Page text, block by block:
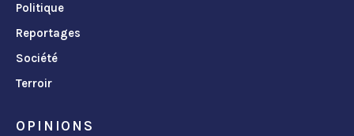
Politique
Reportages
Société
Terroir
OPINIONS